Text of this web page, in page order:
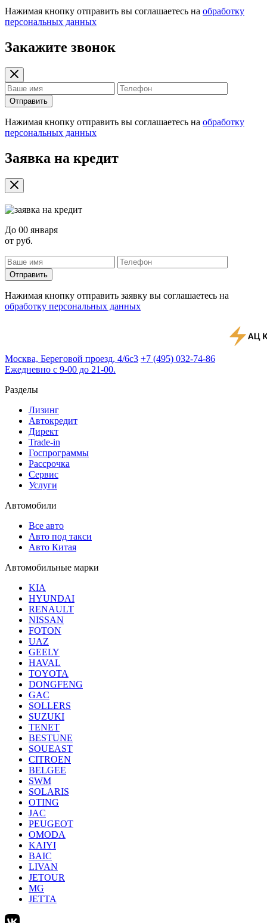
Нажимая кнопку отправить вы соглашаетесь на обработку
персональных данных
Закажите звонок
Отправить
Нажимая кнопку отправить вы соглашаетесь на обработку
персональных данных
Заявка на кредит
До 00 января
от руб.
Отправить
Нажимая кнопку отправить заявку вы соглашаетесь на
обработку персональных данных
Москва, Береговой проезд, 4/6с3 +7 (495) 032-74-86
Ежедневно с 9-00 до 21-00.
Разделы
Лизинг
Автокредит
Директ
Trade-in
Госпрограммы
Рассрочка
Сервис
Услуги
Автомобили
Все авто
Авто под такси
Авто Китая
Автомобильные марки
KIA
HYUNDAI
RENAULT
NISSAN
FOTON
UAZ
GEELY
HAVAL
TOYOTA
DONGFENG
GAC
SOLLERS
SUZUKI
TENET
BESTUNE
SOUEAST
CITROEN
BELGEE
SWM
SOLARIS
OTING
JAC
PEUGEOT
OMODA
KAIYI
BAIC
LIVAN
JETOUR
MG
JETTA